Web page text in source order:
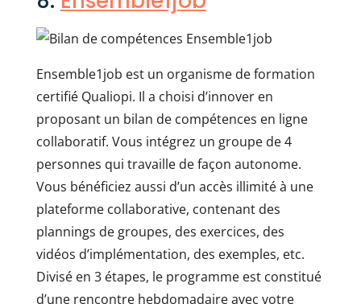
Ensemble1job est un organisme de formation
certifié Qualiopi. Il a choisi d’innover en
proposant un bilan de compétences en ligne
collaboratif. Vous intégrez un groupe de 4
personnes qui travaille de façon autonome.
Vous bénéficiez aussi d’un accès illimité à une
plateforme collaborative, contenant des
plannings de groupes, des exercices, des
vidéos d’implémentation, des exemples, etc.
Divisé en 3 étapes, le programme est constitué
d’une rencontre hebdomadaire avec votre